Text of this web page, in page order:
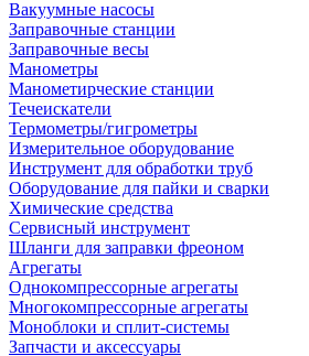
Вакуумные насосы
Заправочные станции
Заправочные весы
Манометры
Манометирческие станции
Течеискатели
Термометры/гигрометры
Измерительное оборудование
Инструмент для обработки труб
Оборудование для пайки и сварки
Химические средства
Сервисный инструмент
Шланги для заправки фреоном
Агрегаты
Однокомпрессорные агрегаты
Многокомпрессорные агрегаты
Моноблоки и сплит-системы
Запчасти и аксессуары